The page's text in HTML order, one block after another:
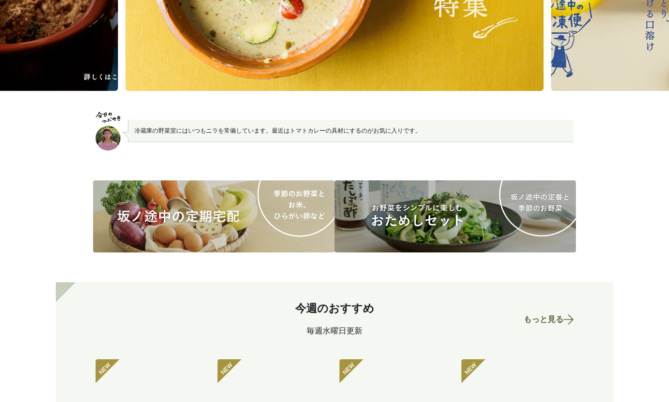
冷蔵庫の野菜室にはいつもニラを常備しています。最近はトマトカレーの具材にするのがお気に入りです。
今週のおすすめ
毎週水曜日更新
もっと見る